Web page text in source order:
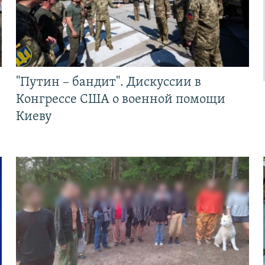
"Путин – бандит". Дискуссии в
Конгрессе США о военной помощи
Киеву